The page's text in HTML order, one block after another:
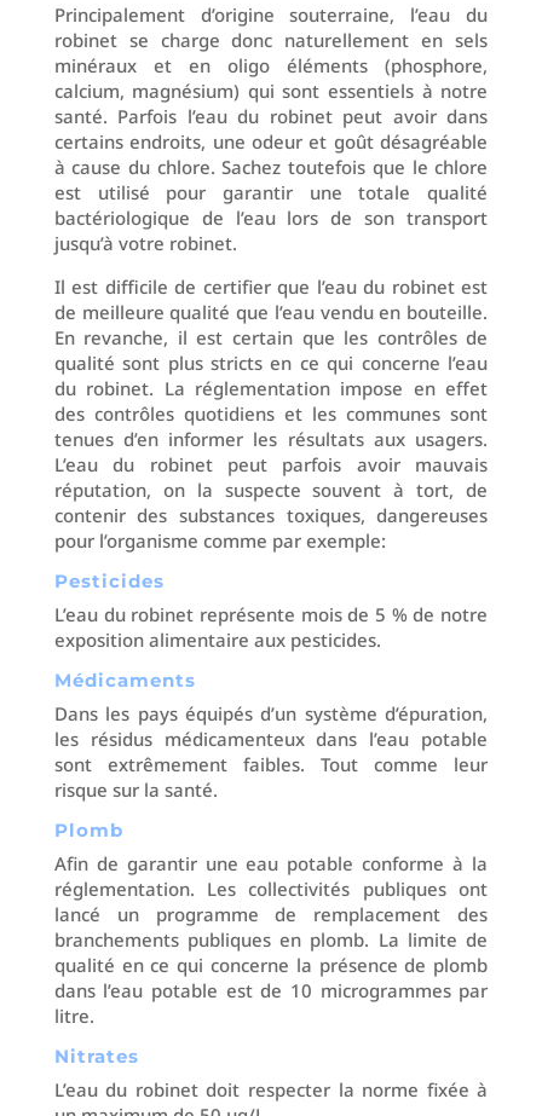
Principalement d’origine souterraine, l’eau du
robinet se charge donc naturellement en sels
minéraux et en oligo éléments (phosphore,
calcium, magnésium) qui sont essentiels à notre
santé. Parfois l’eau du robinet peut avoir dans
certains endroits, une odeur et goût désagréable
à cause du chlore. Sachez toutefois que le chlore
est utilisé pour garantir une totale qualité
bactériologique de l’eau lors de son transport
jusqu’à votre robinet.
Il est difficile de certifier que l’eau du robinet est
de meilleure qualité que l’eau vendu en bouteille.
En revanche, il est certain que les contrôles de
qualité sont plus stricts en ce qui concerne l’eau
du robinet. La réglementation impose en effet
des contrôles quotidiens et les communes sont
tenues d’en informer les résultats aux usagers.
L’eau du robinet peut parfois avoir mauvais
réputation, on la suspecte souvent à tort, de
contenir des substances toxiques, dangereuses
pour l’organisme comme par exemple:
Pesticides
L’eau du robinet représente mois de 5 % de notre
exposition alimentaire aux pesticides.
Médicaments
Dans les pays équipés d’un système d’épuration,
les résidus médicamenteux dans l’eau potable
sont extrêmement faibles. Tout comme leur
risque sur la santé.
Plomb
Afin de garantir une eau potable conforme à la
réglementation. Les collectivités publiques ont
lancé un programme de remplacement des
branchements publiques en plomb. La limite de
qualité en ce qui concerne la présence de plomb
dans l’eau potable est de 10 microgrammes par
litre.
Nitrates
L’eau du robinet doit respecter la norme fixée à